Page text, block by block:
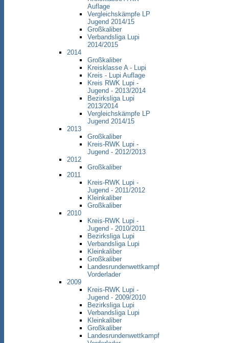
Auflage
Vergleichskämpfe LP
Jugend 2014/15
Großkaliber
Verbandsliga Lupi
2014/2015
2014
Großkaliber
Kreisklasse A - Lupi
Kreis - Lupi Auflage
Kreis RWK Lupi -
Jugend - 2013/2014
Bezirksliga Lupi
2013/2014
Vergleichskämpfe LP
Jugend 2014/15
2013
Großkaliber
Kreis-RWK Lupi -
Jugend - 2012/2013
2012
Großkaliber
2011
Kreis-RWK Lupi -
Jugend - 2011/2012
Kleinkaliber
Großkaliber
2010
Kreis-RWK Lupi -
Jugend - 2010/2011
Bezirksliga Lupi
Verbandsliga Lupi
Kleinkaliber
Großkaliber
Landesrundenwettkampf
Vorderlader
2009
Kreis-RWK Lupi -
Jugend - 2009/2010
Bezirksliga Lupi
Verbandsliga Lupi
Kleinkaliber
Großkaliber
Landesrundenwettkampf